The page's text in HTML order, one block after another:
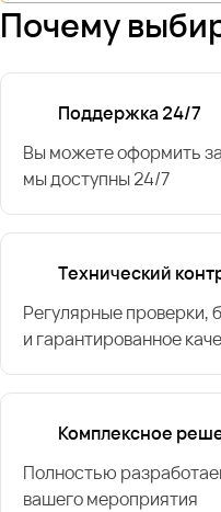
Почему
Поддержка 24/7
Вы можете оформить
мы доступны 24/7
Технический
Регулярные проверки,
и гарантированное
Комплексное
Полностью
вашего мероприятия